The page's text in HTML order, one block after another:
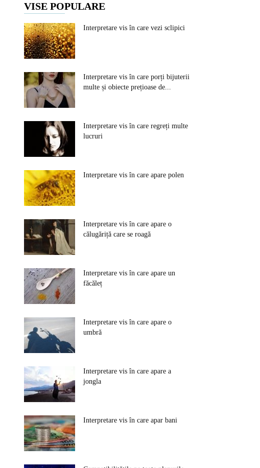
VISE POPULARE
Interpretare vis în care vezi sclipici
Interpretare vis în care porți bijuterii
multe și obiecte prețioase de...
Interpretare vis în care regreți multe
lucruri
Interpretare vis în care apare polen
Interpretare vis în care apare o
călugăriță care se roagă
Interpretare vis în care apare un
făcăleț
Interpretare vis în care apare o
umbră
Interpretare vis în care apare a
jongla
Interpretare vis în care apar bani